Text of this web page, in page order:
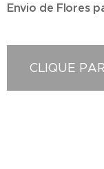
Envio de Flores
CLIQUE